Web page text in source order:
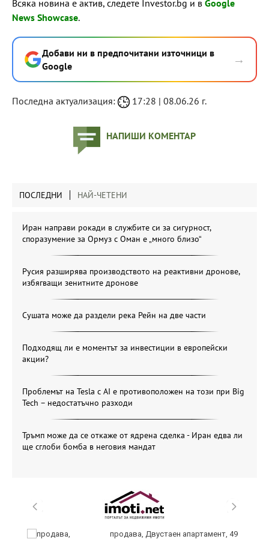
Всяка новина е актив, следете Investor.bg и в Google
News Showcase.
Добави ни в предпочитани източници в
Google
→
Последна актуализация: 17:28 | 08.06.26 г.
НАПИШИ КОМЕНТАР
ПОСЛЕДНИ НАЙ-ЧЕТЕНИ
Иран направи рокади в службите си за сигурност,
споразумение за Ормуз с Оман е „много близо“
Русия разширява производството на реактивни дронове,
избягващи зенитните дронове
Сушата може да раздели река Рейн на две части
Подходящ ли е моментът за инвестиции в европейски
акции?
Проблемът на Tesla с AI е противоположен на този при Big
Tech – недостатъчно разходи
Тръмп може да се откаже от ядрена сделка - Иран едва ли
ще сглоби бомба в неговия мандат
продава, Двустаен апартамент, 49